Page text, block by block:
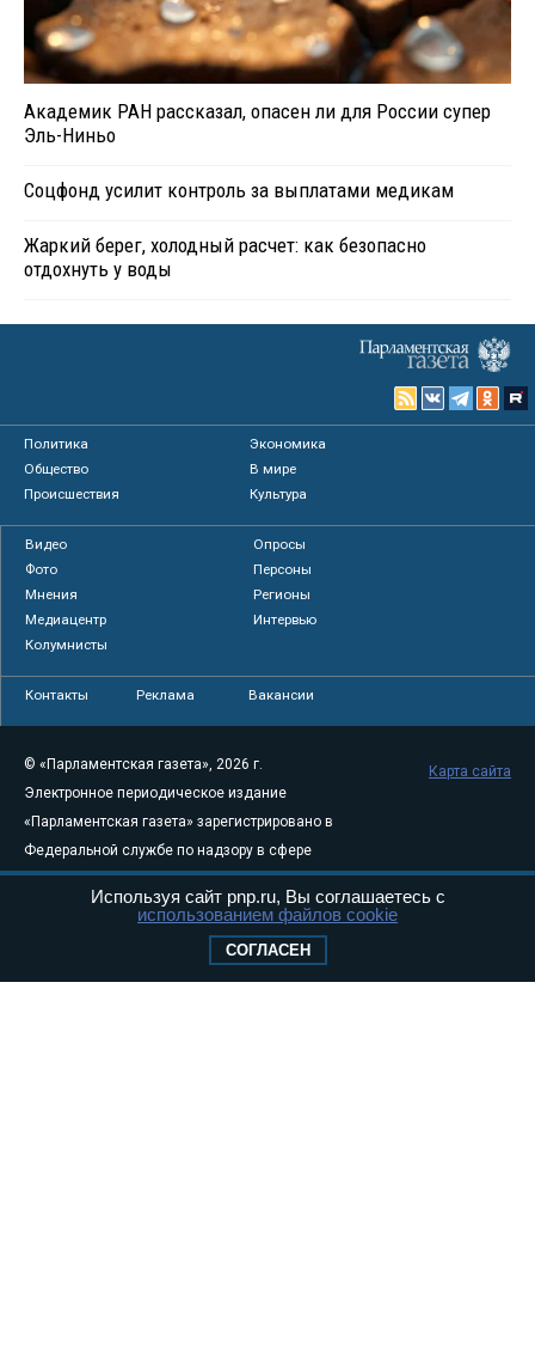
Академик РАН рассказал, опасен ли для России супер
Эль-Ниньо
Соцфонд усилит контроль за выплатами медикам
Жаркий берег, холодный расчет: как безопасно
отдохнуть у воды
Политика
Экономика
Общество
В мире
Происшествия
Культура
Видео
Опросы
Фото
Персоны
Мнения
Регионы
Медиацентр
Интервью
Колумнисты
Контакты Реклама Вакансии
© «Парламентская газета», 2026 г.
Электронное периодическое издание
«Парламентская газета» зарегистрировано в
Федеральной службе по надзору в сфере
связи, информационных технологий и
массовых коммуникаций (Роскомнадзор) 05
Свидетельство о регистрации Эл № ФС77-
Карта сайта
Используя сайт pnp.ru, Вы соглашаетесь с
использованием файлов cookie
СОГЛАСЕН